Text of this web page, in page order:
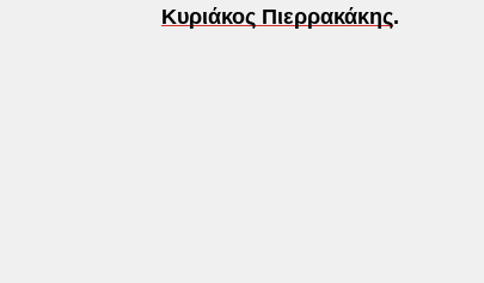
Κυριάκος Πιερρακάκης.